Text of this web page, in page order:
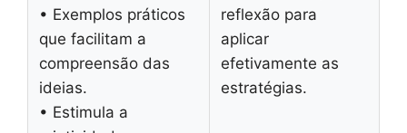
• Exemplos práticos
que facilitam a
compreensão das
ideias.
• Estimula a
reflexão para
aplicar
efetivamente as
estratégias.